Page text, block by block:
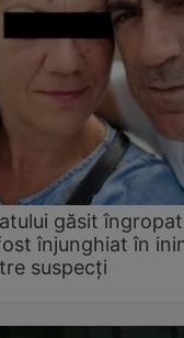
găsit
înjunghiat în
suspecți